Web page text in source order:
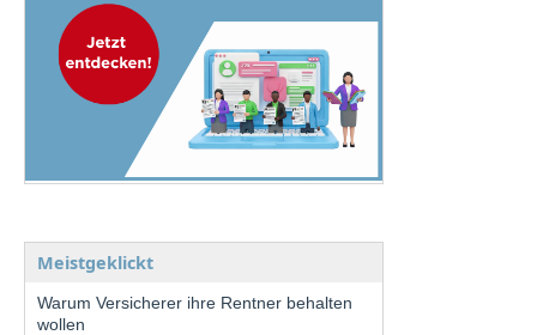
Meistgeklickt
Warum Versicherer ihre Rentner behalten
wollen